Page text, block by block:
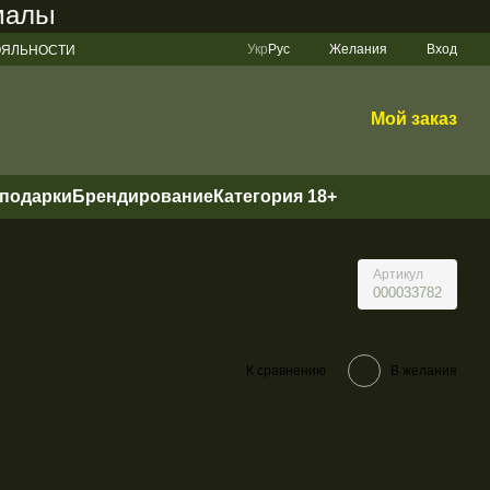
заказ на сайте составляет 200 грн
Укр Рус Желания Вход
Мой заказ
БрендированиеКатегория 18+
Артикул
000033782
К сравнению В желания